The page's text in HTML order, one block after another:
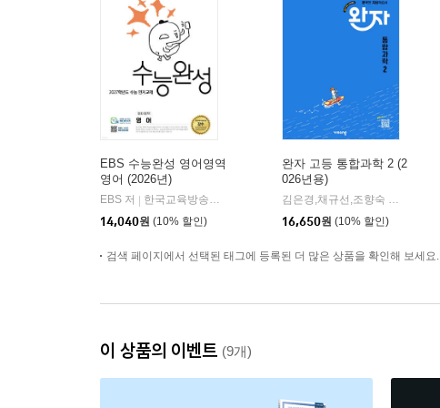
EBS 수능완성 영어영역
영어 (2026년)
EBS 저
한국교육방송공사
14,040원 (10% 할인)
완자 고등 통합과학 2 (2
026년용)
김은경,채규선,조향숙 등저
16,650원 (10% 할인)
검색 페이지에서 선택된 태그에 등록된 더 많은 상품을 확인해 보세요.
이 상품의 이벤트 (9개)